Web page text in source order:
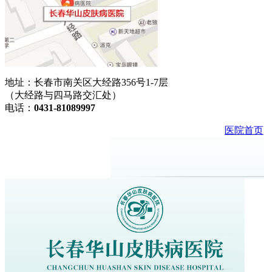
地址：长春市南关区大经路356号1-7层
（大经路与四马路交汇处）
电话： 0431-81089997
医院首页